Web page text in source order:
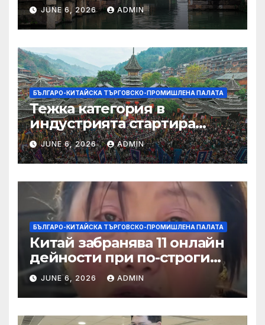
JUNE 6, 2026 ADMIN
БЪЛГАРО-КИТАЙСКА ТЪРГОВСКО-ПРОМИШЛЕНА ПАЛАТА
Тежка категория в
индустрията стартира
алианс за космическа
слънчева енергия
JUNE 6, 2026 ADMIN
БЪЛГАРО-КИТАЙСКА ТЪРГОВСКО-ПРОМИШЛЕНА ПАЛАТА
Китай забранява 11 онлайн
дейности при по-строги
правила за ограничаване на
слуховете и
кибернасилниците
JUNE 6, 2026 ADMIN